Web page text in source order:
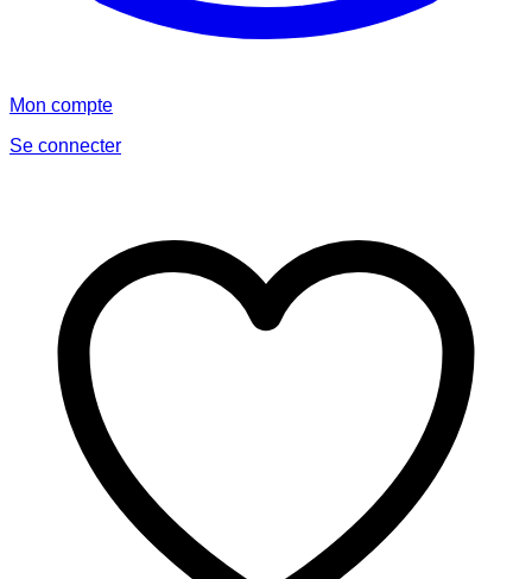
Mon compte
Se connecter